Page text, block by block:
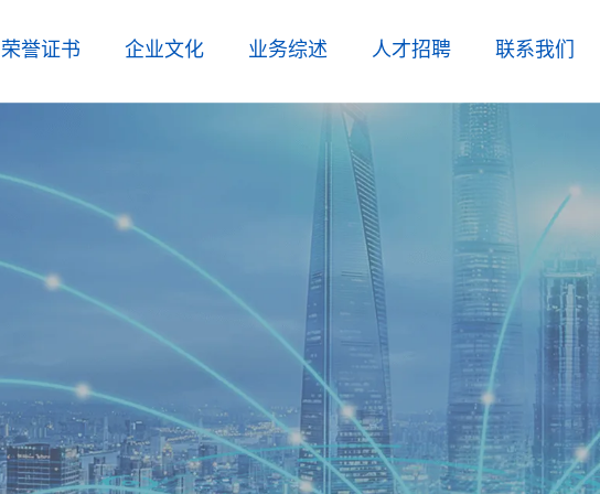
荣誉证书 企业文化 业务综述 人才招聘 联系我们